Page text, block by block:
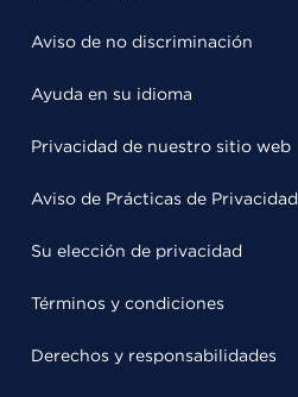
Aviso de no discriminación
Ayuda en su idioma
Privacidad de nuestro sitio web
Aviso de Prácticas de Privacidad
Su elección de privacidad
Términos y condiciones
Derechos y responsabilidades